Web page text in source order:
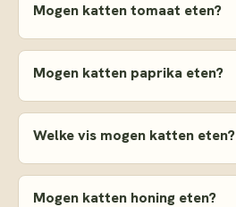
Mogen katten tomaat eten?
Mogen katten paprika eten?
Welke vis mogen katten eten?
Mogen katten honing eten?